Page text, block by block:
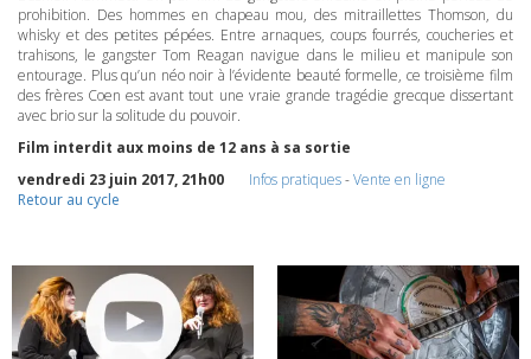
prohibition. Des hommes en chapeau mou, des mitraillettes Thomson, du
whisky et des petites pépées. Entre arnaques, coups fourrés, coucheries et
trahisons, le gangster Tom Reagan navigue dans le milieu et manipule son
entourage. Plus qu’un néo noir à l’évidente beauté formelle, ce troisième film
des frères Coen est avant tout une vraie grande tragédie grecque dissertant
avec brio sur la solitude du pouvoir.
Film interdit aux moins de 12 ans à sa sortie
vendredi 23 juin 2017, 21h00
Infos pratiques-Vente en ligne
Retour au cycle